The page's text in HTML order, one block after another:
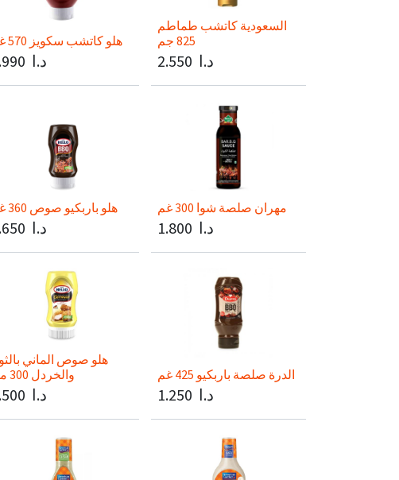
هلو كاتشب سكويز 570 غم
د.ا
السعودية كاتشب طماطم
825 جم
2.550 د.ا
هلو باربكيو صوص 360 غم
د.ا
مهران صلصة شوا 300 غم
1.800 د.ا
هلو صوص الماني
والخردل 300 مل
د.ا
الدرة صلصة باربكيو 425 غم
1.250 د.ا